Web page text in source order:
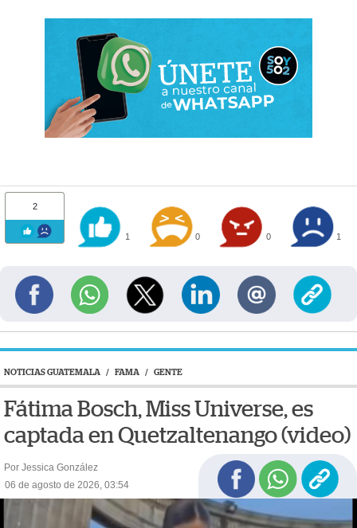
2
1 0 0 1
NOTICIAS GUATEMALA / FAMA / GENTE
Fátima Bosch, Miss Universe, es
captada en Quetzaltenango (video)
Por Jessica González
06 de agosto de 2026, 03:54